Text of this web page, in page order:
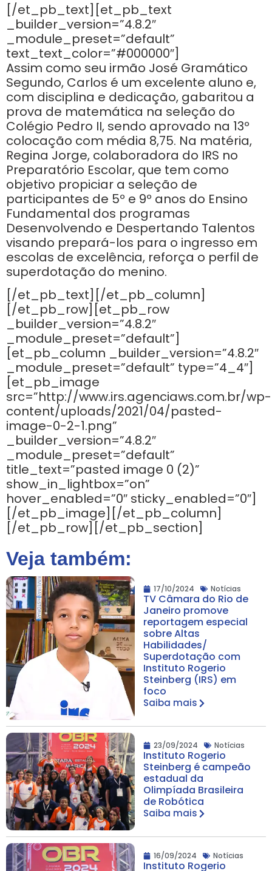
[/et_pb_text][et_pb_text
_builder_version=”4.8.2″
_module_preset=”default”
text_text_color=”#000000″]
Assim como seu irmão José Gramático
Segundo, Carlos é um excelente aluno e,
com disciplina e dedicação, gabaritou a
prova de matemática na seleção do
Colégio Pedro II, sendo aprovado na 13º
colocação com média 8,75. Na matéria,
Regina Jorge, colaboradora do IRS no
Preparatório Escolar, que tem como
objetivo propiciar a seleção de
participantes de 5º e 9º anos do Ensino
Fundamental dos programas
Desenvolvendo e Despertando Talentos
visando prepará-los para o ingresso em
escolas de excelência, reforça o perfil de
superdotação do menino.
[/et_pb_text][/et_pb_column]
[/et_pb_row][et_pb_row
_builder_version=”4.8.2″
_module_preset=”default”]
[et_pb_column _builder_version=”4.8.2″
_module_preset=”default” type=”4_4″]
[et_pb_image
src=”http://www.irs.agenciaws.com.br/wp-
content/uploads/2021/04/pasted-
image-0-2-1.png”
_builder_version=”4.8.2″
_module_preset=”default”
title_text=”pasted image 0 (2)”
show_in_lightbox=”on”
hover_enabled=”0″ sticky_enabled=”0″]
[/et_pb_image][/et_pb_column]
[/et_pb_row][/et_pb_section]
Veja também:
17/10/2024 Notícias
TV Câmara do Rio de
Janeiro promove
reportagem especial
sobre Altas
Habilidades/
Superdotação com
Instituto Rogerio
Steinberg (IRS) em
foco
Saiba mais
23/09/2024 Notícias
Instituto Rogerio
Steinberg é campeão
estadual da
Olimpíada Brasileira
de Robótica
Saiba mais
16/09/2024 Notícias
Instituto Rogerio